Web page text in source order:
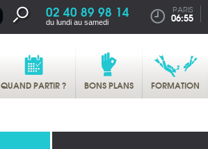
02 40 89 98 14
du lundi au samedi
PARIS
06:55
QUAND PARTIR ? BONS PLANS FORMATION